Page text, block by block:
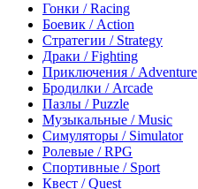
Гонки / Racing
Боевик / Action
Стратегии / Strategy
Драки / Fighting
Приключения / Adventure
Бродилки / Arcade
Пазлы / Puzzle
Музыкальные / Music
Симуляторы / Simulator
Ролевые / RPG
Спортивные / Sport
Квест / Quest